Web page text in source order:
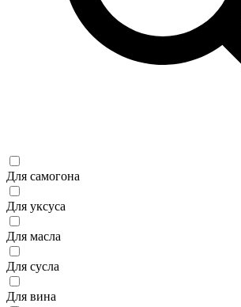
Для самогона
Для уксуса
Для масла
Для сусла
Для вина